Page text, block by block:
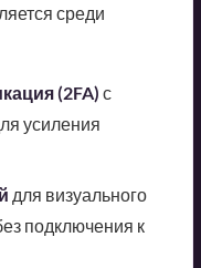
среди
(2FA) с
усиления
для визуального
подключения к